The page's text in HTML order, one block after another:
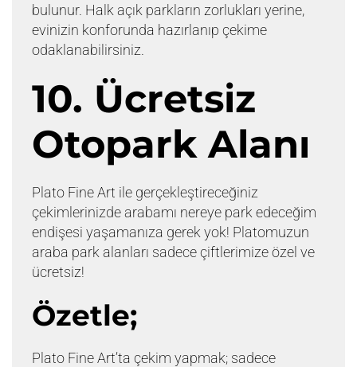
bulunur. Halk açık parkların zorlukları yerine,
evinizin konforunda hazırlanıp çekime
odaklanabilirsiniz.
10. Ücretsiz
Otopark Alanı
Plato Fine Art ile gerçekleştireceğiniz
çekimlerinizde arabamı nereye park edeceğim
endişesi yaşamanıza gerek yok! Platomuzun
araba park alanları sadece çiftlerimize özel ve
ücretsiz!
Özetle;
Plato Fine Art’ta çekim yapmak; sadece